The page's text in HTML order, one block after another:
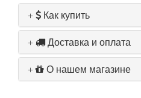
Как купить
Доставка и оплата
О нашем магазине